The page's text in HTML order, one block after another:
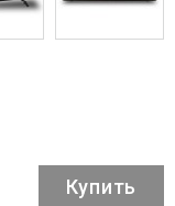
Купить